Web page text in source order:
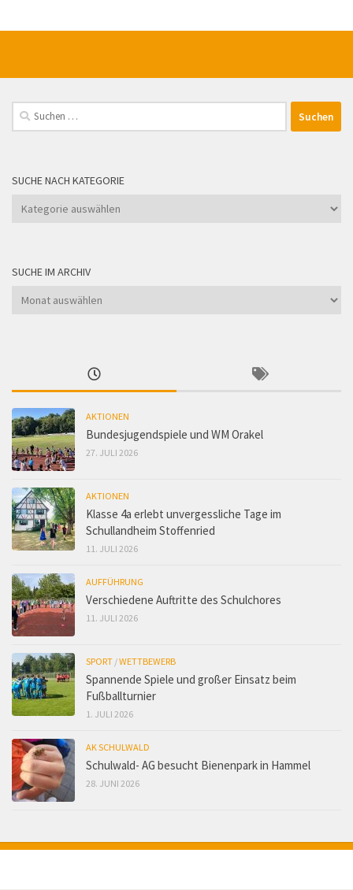
Suchen
nach:
SUCHE NACH KATEGORIE
Suche
SUCHE IM ARCHIV
Suche
AKTIONEN
Bundesjugendspiele und WM Orakel
27. JULI 2026
AKTIONEN
Klasse 4a erlebt unvergessliche Tage im
Schullandheim Stoffenried
11. JULI 2026
AUFFÜHRUNG
Verschiedene Auftritte des Schulchores
11. JULI 2026
SPORT /WETTBEWERB
Spannende Spiele und großer Einsatz beim
Fußballturnier
1. JULI 2026
AK SCHULWALD
Schulwald- AG besucht Bienenpark in Hammel
28. JUNI 2026